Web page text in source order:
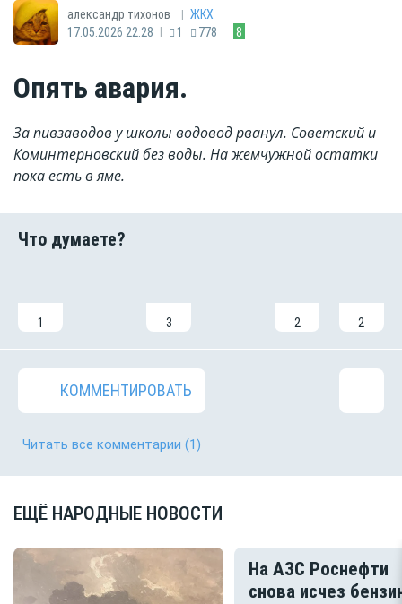
александр тихонов | ЖКХ
17.05.2026 22:28 | 1 778 8
Опять авария.
За пивзаводов у школы водовод рванул. Советский и
Коминтерновский без воды. На жемчужной остатки
пока есть в яме.
1 3 2 2
КОММЕНТИРОВАТЬ
Читать все комментарии (1)
ЕЩЁ НАРОДНЫЕ НОВОСТИ
На АЗС Роснефти
снова исчез